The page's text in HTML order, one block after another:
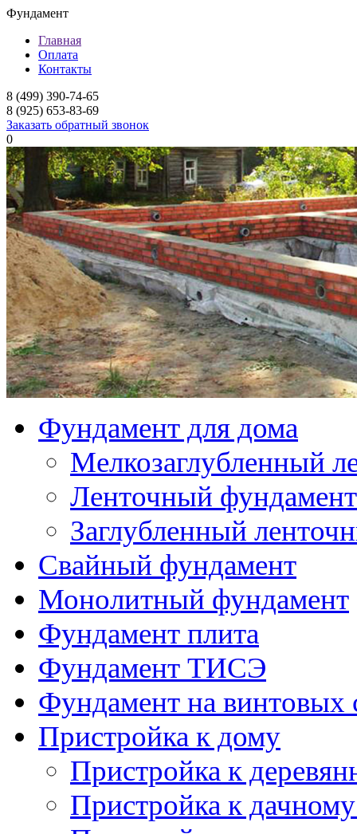
Фундамент
Главная
Оплата
Контакты
8 (499) 390-74-65
8 (925) 653-83-69
Заказать обратный звонок
0
Фундамент для дома
Мелкозаглубленный
Ленточный
Заглубленный
Свайный фундамент
Монолитный фундамент
Фундамент плита
Фундамент ТИСЭ
Фундамент на винтовых
Пристройка к дому
Пристройка к
Пристройка к
Пристройка к дому из
Пристройка к
Пристройка к дому из
Веранда к дому
Веранда к
Закрытая веранда к